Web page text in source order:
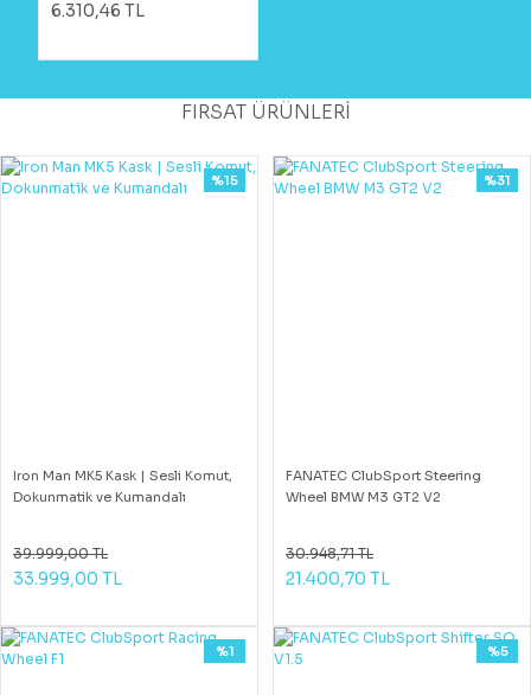
6.310,46 TL
FIRSAT ÜRÜNLERİ
Iron Man MK5 Kask | Sesli Komut,
Dokunmatik ve Kumandalı
%15
39.999,00 TL
33.999,00 TL
FANATEC ClubSport Steering
Wheel BMW M3 GT2 V2
%31
30.948,71 TL
21.400,70 TL
%1 %5